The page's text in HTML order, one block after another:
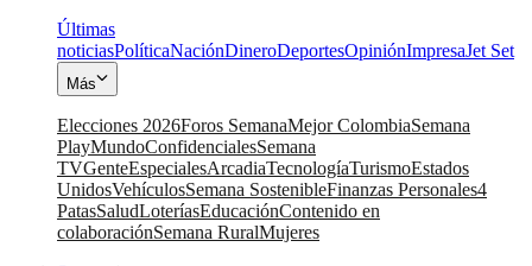
Últimas
noticiasPolíticaNaciónDineroDeportesOpiniónImpresaJet Set
Más
Elecciones 2026Foros SemanaMejor ColombiaSemana
PlayMundoConfidencialesSemana
TVGenteEspecialesArcadiaTecnologíaTurismoEstados
UnidosVehículosSemana SostenibleFinanzas Personales4
PatasSaludLoteríasEducaciónContenido en
colaboraciónSemana RuralMujeres